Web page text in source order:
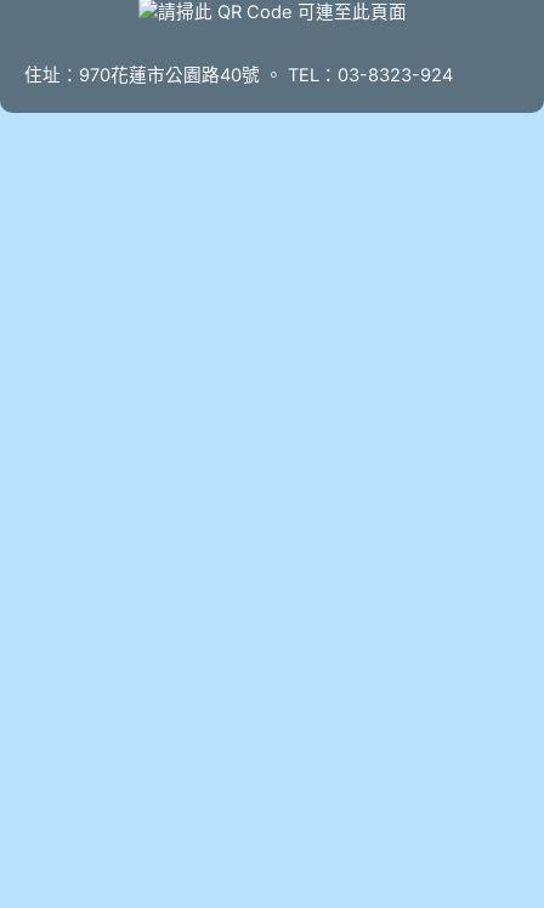
住址：970花蓮市公園路40號 。 TEL：03-8323-924